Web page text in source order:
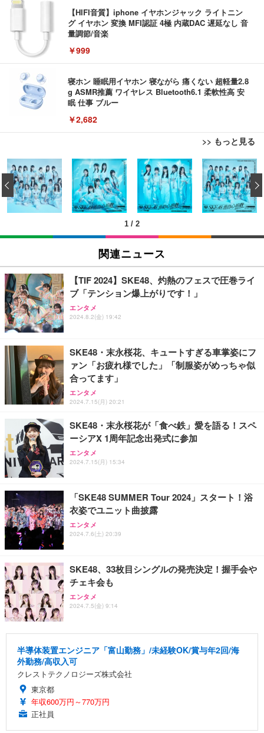
【HIFI音質】iphone イヤホンジャック ライトニン
グ イヤホン 変換 MFI認証 4極 内蔵DAC 遅延なし 音
量調節/音楽
￥999
寝ホン 睡眠用イヤホン 寝ながら 痛くない 超軽量2.8
g ASMR推薦 ワイヤレス Bluetooth6.1 柔軟性高 安
眠 仕事 ブルー
￥2,682
>> もっと見る
エレコム 充電器 Type-C USB-C 20W USB PD対応
ケーブル一体型 1.5m PSE認証品 GaN採用 折りたた
み式プラグ しろちゃん 【 iPhone16 15 等対応】 E
C-AC6920WF
￥1,090
モバイルバッテリー 大容量 30000mAh 【22.5W/20
ッテリー 5台同時充電 Type-C出力 スマホ 充電器 LC
D残量表示 LEDライト付き ストラップ付き 持ち運び
携帯充電器 停電対策 アウトドア/旅行/出張/防災/緊
急用 iOS/Android各種他対応 機内持込可 (高級白い)
エレコム 充電器 Type-C USB-C 20W USB PD対応 1
ポート PSE認証品 GaN採用 折りたたみ式プラグ ホ
ワイト 【 iPhone16 15 等対応】 EC-AC6820WH
エレコム 充電器 40W 2ポート Type-C USB PD対応
PPS対応 GaN II採用 折りたたみ式プラグ ホワイト
EC-AC10640WH
エレコム 65W 充電器 Type-C コンセント 急速 PD対
応 スイング式プラグ採用 PSE技術基準適合 ブラッ
ク EC-AC12465BK
1 / 2
‹
関連ニュース
【TIF 2024】SKE48、灼熱のフェスで圧巻ライ
ブ「テンション爆上がりです！」
エンタメ
2024.8.2(金) 19:42
SKE48・末永桜花、キュートすぎる車掌姿にフ
ァン「お疲れ様でした」「制服姿がめっちゃ似
合ってます」
エンタメ
2024.7.15(月) 20:21
SKE48・末永桜花が「食べ鉄」愛を語る！スペ
ーシアX 1周年記念出発式に参加
エンタメ
2024.7.15(月) 15:34
「SKE48 SUMMER Tour 2024」スタート！浴
衣姿でユニット曲披露
エンタメ
2024.7.6(土) 20:39
SKE48、33枚目シングルの発売決定！握手会や
チェキ会も
エンタメ
2024.7.5(金) 9:14
半導体装置エンジニア「富山勤務」/未経験OK/賞与年2回/海
外勤務/高収入可
クレストテクノロジーズ株式会社
東京都
年収600万円～770万円
正社員